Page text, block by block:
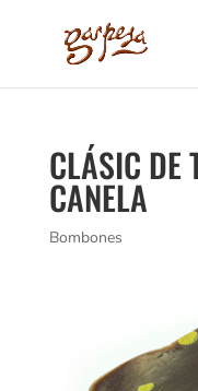
CLÁSIC DE
CANELA
Bombones